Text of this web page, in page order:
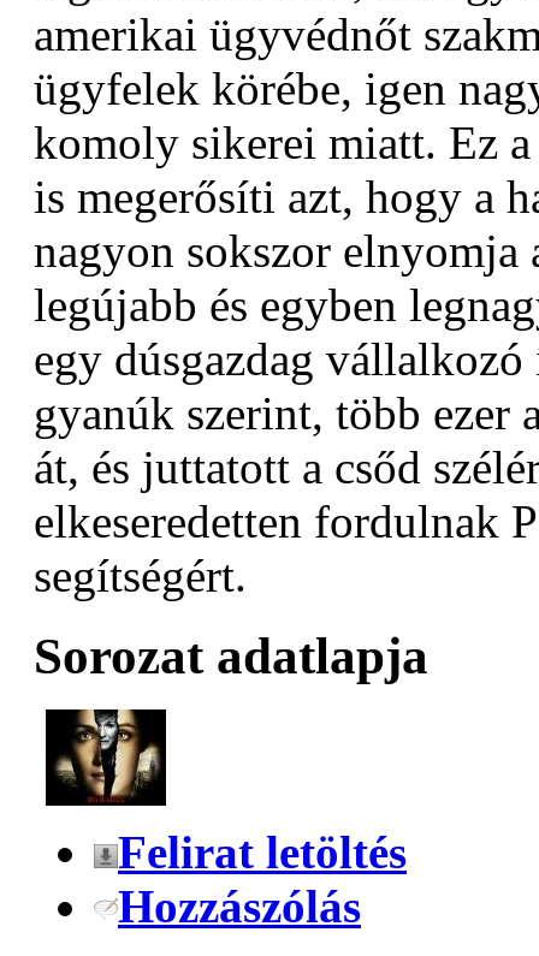
amerikai ügyvédnőt
ügyfelek körébe, igen
komoly sikerei miatt. Ez
is megerősíti azt, hogy a
nagyon sokszor elnyomja
legújabb és egyben
egy dúsgazdag
gyanúk szerint, több ezer
át, és juttatott a csőd
elkeseredetten fordulnak
segítségért.
Sorozat adatlapja
Felirat letöltés
Hozzászólás